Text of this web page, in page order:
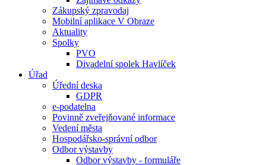
Zákupský zpravodaj
Mobilní aplikace V Obraze
Aktuality
Spolky
PVO
Divadelní spolek Havlíček
Úřad
Úřední deska
GDPR
e-podatelna
Povinně zveřejňované informace
Vedení města
Hospodářsko-správní odbor
Odbor výstavby
Odbor výstavby - formuláře